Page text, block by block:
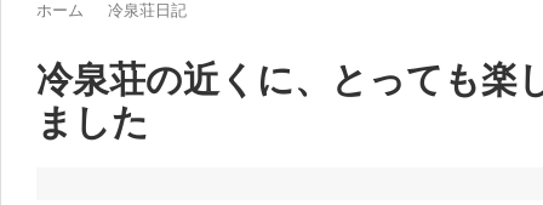
ホーム 冷泉荘日記
冷泉荘の近くに、とっても楽
ました